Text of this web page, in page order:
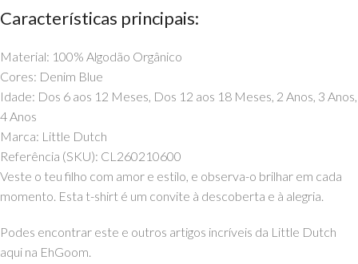
Características principais:
Material: 100% Algodão Orgânico
Cores: Denim Blue
Idade: Dos 6 aos 12 Meses, Dos 12 aos 18 Meses, 2 Anos, 3 Anos,
4 Anos
Marca: Little Dutch
Referência (SKU): CL260210600
Veste o teu filho com amor e estilo, e observa-o brilhar em cada
momento. Esta t-shirt é um convite à descoberta e à alegria.
Podes encontrar este e outros artigos incríveis da Little Dutch
aqui na EhGoom.